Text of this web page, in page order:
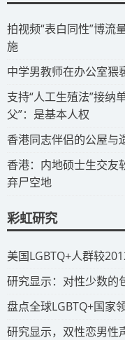
拍视频“表白同性”博流
施
中学男教师在办公室猥
支持“人工生殖法”接纳
父”：是基本人权
香港同志伴侣的公屋与
香港：内地硕士生交友
弃尸空地
彩虹研究
美国LGBTQ+人群较
研究显示：对性少数的
盘点全球LGBTQ+国家
研究显示，双性恋男性